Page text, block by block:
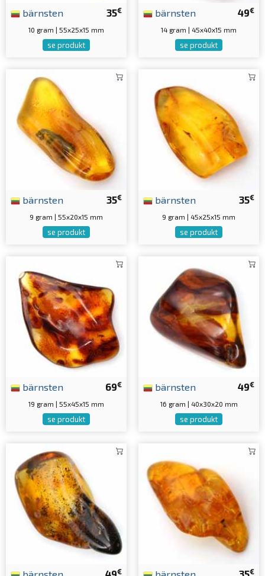
35€
bärnsten
10 gram | 55x25x15 mm
se produkt
49€
bärnsten
14 gram | 45x40x15 mm
se produkt
35€
bärnsten
9 gram | 55x20x15 mm
se produkt
35€
bärnsten
9 gram | 45x25x15 mm
se produkt
69€
bärnsten
19 gram | 55x45x15 mm
se produkt
49€
bärnsten
16 gram | 40x30x20 mm
se produkt
€ €